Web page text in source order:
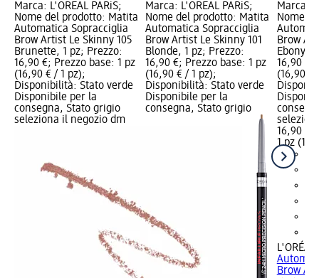
Marca: L'ORÉAL PARiS;
Nome del prodotto: Matita
Automatica Sopracciglia
Brow Artist Le Skinny 105
Brunette, 1 pz; Prezzo:
16,90 €; Prezzo base: 1 pz
(16,90 € / 1 pz);
Disponibilità: Stato verde
Disponibile per la
consegna, Stato grigio
seleziona il negozio dm
Marca: L'ORÉAL PARiS;
Nome del prodotto: Matita
Automatica Sopracciglia
Brow Artist Le Skinny 101
Blonde, 1 pz; Prezzo:
16,90 €; Prezzo base: 1 pz
(16,90 € / 1 pz);
Disponibilità: Stato verde
Disponibile per la
consegna, Stato grigio
Marca:
Nome
Brow
Ebony,
16,90 €;
(16,90 €
16,90 €
1 pz
L'ORÉAL
Brow